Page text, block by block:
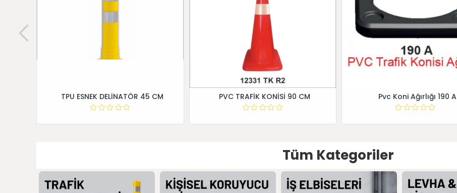
TPU ESNEK DELİNATÖR 45 CM PVC TRAFİK KONİSİ 90 CM Pvc Koni Ağırlığı 190 A
Tüm Kategoriler